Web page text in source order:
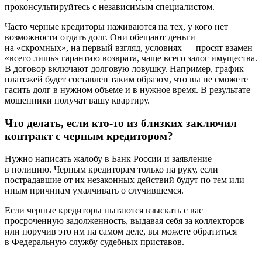
проконсультируйтесь с независимым специалистом.
Часто черные кредиторы наживаются на тех, у кого нет
возможности отдать долг. Они обещают деньги
на «скромных», на первый взгляд, условиях — просят взамен
«всего лишь» гарантию возврата, чаще всего залог имущества.
В договор включают долговую ловушку. Например, график
платежей будет составлен таким образом, что вы не сможете
гасить долг в нужном объеме и в нужное время. В результате
мошенники получат вашу квартиру.
Что делать, если кто-то из близких заключил
контракт с черным кредитором?
Нужно написать жалобу в Банк России и заявление
в полицию. Черным кредиторам только на руку, если
пострадавшие от их незаконных действий будут по тем или
иным причинам умалчивать о случившемся.
Если черные кредиторы пытаются взыскать с вас
просроченную задолженность, выдавая себя за коллекторов
или поручив это им на самом деле, вы можете обратиться
в Федеральную службу судебных приставов.